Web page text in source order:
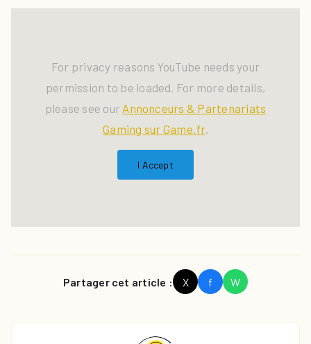
For privacy reasons YouTube needs your
permission to be loaded. For more details,
please see our Annonceurs & Partenariats
Gaming sur Game.fr.
I Accept
Partager cet article : X f W